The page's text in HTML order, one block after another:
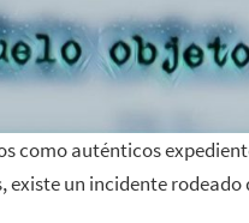
como auténticos
un incidente